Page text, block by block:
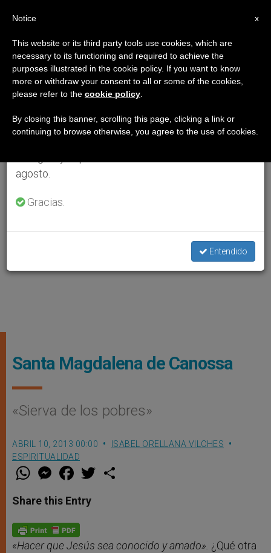
Santa Magdalena de Canossa
«Sierva de los pobres»
ABRIL 10, 2013 00:00
ISABEL ORELLANA VILCHES
ESPIRITUALIDAD
W
t
s
p
p
M
e
s
e
g
e
r
F
a
e
b
o
k
w
Share this Entry
«Hacer que Jesús sea conocido y amado». ¿Qué otra
×
Aviso importante
Del 27 de julio al 7 de agosto haremos la pausa
anual, aprovechando que en el periodo de verano
se generan menos informaciones y también el
agosto.
Gracias.
Entendido
x
Notice
This website or its third party tools use cookies, which are
necessary to its functioning and required to achieve the
purposes illustrated in the cookie policy. If you want to know
more or withdraw your consent to all or some of the cookies,
please refer to the cookie policy
By closing this banner, scrolling this page, clicking a link or
continuing to browse otherwise, you agree to the use of cookies.